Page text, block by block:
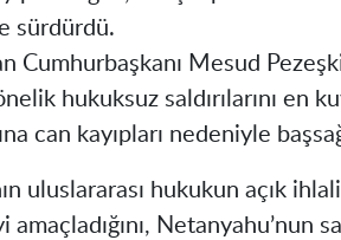
sürdürdü.
Cumhurbaşkanı Mesud
hukuksuz saldırılarını en
can kayıpları nedeniyle
uluslararası hukukun açık
Netanyahu’nun